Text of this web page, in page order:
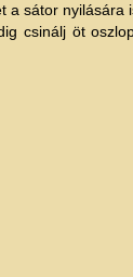
a sátor
csinálj öt